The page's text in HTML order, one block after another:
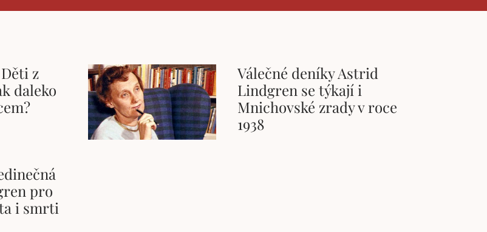
z
daleko
Válečné deníky Astrid
Lindgren se týkají i
Mnichovské zrady v roce
1938
pro
i smrti